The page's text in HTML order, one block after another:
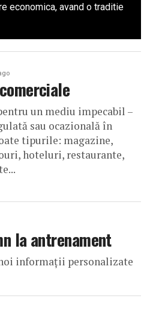
economica, avand o traditie
un mediu impecabil –
sau ocazională în
tipurile: magazine,
hoteluri, restaurante,
la antrenament
informații personalizate